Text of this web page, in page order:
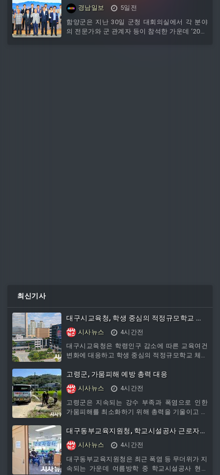
무협의회 개최
경남일보
5일전
함양군은 지난 30일 군청 대회의실에서 각 분야
의 전문가와 군 관계자 등이 참석한 가운데 ‘2026
최신기사
대구시교육청, 학생 중심의 적정규모학교 체
제구축을 위한 학교 통합 추진
시사뉴스
4시간전
대구시교육청은 학령인구 감소에 따른 교육여건
변화에 대응하고 학생 중심의 적정규모학교 체제
학교의 통합을 추진한다고 밝혔다. 대구장성초등
학교는 대구장산초등학교로 통합되며, 서남중학
교
고령군, 가뭄피해 예방 총력 대응
시사뉴스
4시간전
고령군은 지속되는 강수 부족과 폭염으로 인한
가뭄피해를 최소화하기 위해 총력을 기울이고 있
은 436mm로 최근 5년 평균의 60% 수준에 그쳤
으며, 평균 저수율도 50%에 불과해 농업용수 부
족이 심화되고 있는 상황이다. 이에 고령군은 가
뭄 장기화에 대비해 저수지, 암반관
대구동부교육지원청, 학교시설공사 근로자
온열질환 예방 위한 ‘학교 내 안심-쿨(Cool)
쉼터’ 선제적 운영
시사뉴스
4시간전
대구동부교육지원청은 최근 폭염 등 무더위가 지
속되는 가운데 여름방학 중 학교시설공사 현장